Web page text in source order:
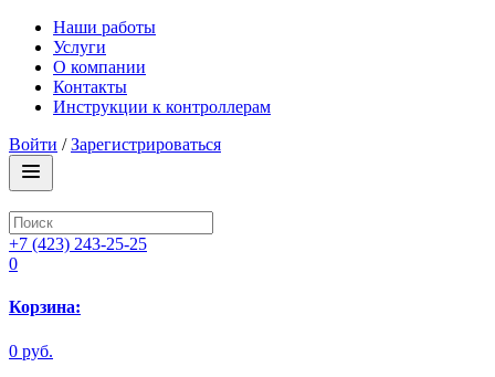
Наши работы
Услуги
О компании
Контакты
Инструкции к контроллерам
Войти /Зарегистрироваться
+7 (423) 243-25-25
0
Корзина:
0 руб.